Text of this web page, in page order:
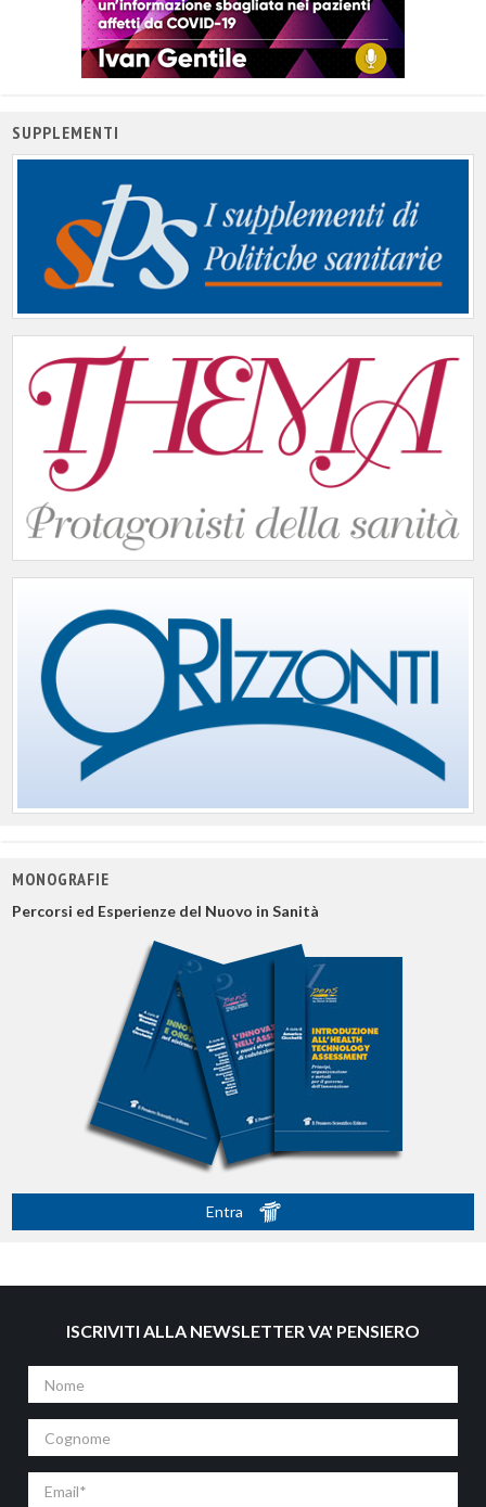
SUPPLEMENTI
MONOGRAFIE
Percorsi ed Esperienze del Nuovo in Sanità
Entra
ISCRIVITI ALLA NEWSLETTER VA' PENSIERO